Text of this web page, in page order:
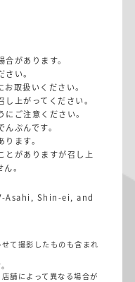
があります。
い。
取扱いください。
上がってください。
ご注意ください。
ぷんです。
ます。
がありますが召し上
。
Asahi, Shin-ei, and
て撮影したものも含まれ
舗によって異なる場合が